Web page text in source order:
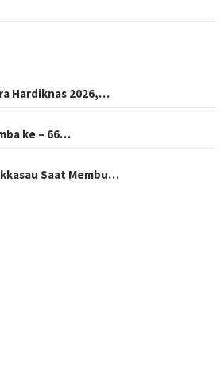
Hardiknas 2026,…
ke – 66…
Saat Membu…